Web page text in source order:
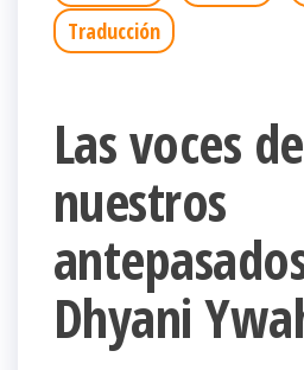
Traducción
Las voces de
nuestros
Dhyani